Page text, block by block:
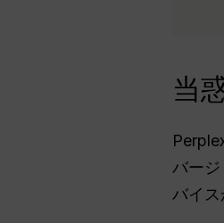
当
バー
バイ